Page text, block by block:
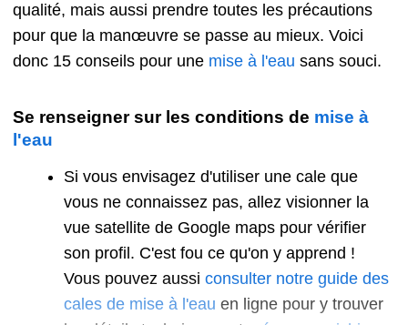
qualité, mais aussi prendre toutes les précautions
pour que la manœuvre se passe au mieux. Voici
donc 15 conseils pour une mise à l'eau sans souci.
Se renseigner sur les conditions de mise à
l'eau
Si vous envisagez d'utiliser une cale que
vous ne connaissez pas, allez visionner la
vue satellite de Google maps pour vérifier
son profil. C'est fou ce qu'on y apprend !
Vous pouvez aussi consulter notre guide des
cales de mise à l'eau en ligne pour y trouver